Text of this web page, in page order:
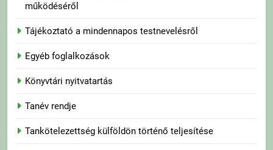
működéséről
Tájékoztató a mindennapos testnevelésről
Egyéb foglalkozások
Könyvtári nyitvatartás
Tanév rendje
Tankötelezettség külföldön történő teljesítése